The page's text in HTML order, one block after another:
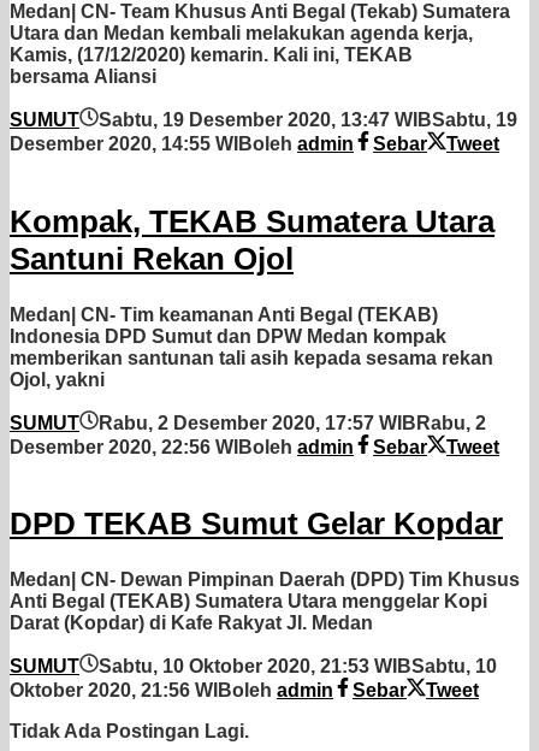
Medan| CN- Team Khusus Anti Begal (Tekab) Sumatera
Utara dan Medan kembali melakukan agenda kerja,
Kamis, (17/12/2020) kemarin. Kali ini, TEKAB
bersama Aliansi
SUMUT Sabtu, 19 Desember 2020, 13:47 WIBSabtu, 19
Desember 2020, 14:55 WIBoleh admin Sebar Tweet
Kompak, TEKAB Sumatera Utara
Santuni Rekan Ojol
Medan| CN- Tim keamanan Anti Begal (TEKAB)
Indonesia DPD Sumut dan DPW Medan kompak
memberikan santunan tali asih kepada sesama rekan
Ojol, yakni
SUMUT Rabu, 2 Desember 2020, 17:57 WIB Rabu, 2
Desember 2020, 22:56 WIBoleh admin Sebar Tweet
DPD TEKAB Sumut Gelar Kopdar
Medan| CN- Dewan Pimpinan Daerah (DPD) Tim Khusus
Anti Begal (TEKAB) Sumatera Utara menggelar Kopi
Darat (Kopdar) di Kafe Rakyat Jl. Medan
SUMUT Sabtu, 10 Oktober 2020, 21:53 WIBSabtu, 10
Oktober 2020, 21:56 WIBoleh admin Sebar
Tweet
Tidak Ada Postingan Lagi.